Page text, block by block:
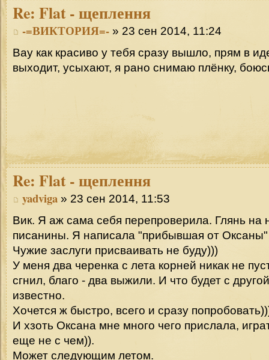
Re: Flat - щеплення
-=ВИКТОРИЯ=- » 23 сен 2014, 11:24
Вау как красиво у тебя сразу вышло, прям в
выходит, усыхают, я рано снимаю плёнку,
Re: Flat - щеплення
yadviga » 23 сен 2014, 11:53
Вик. Я аж сама себя перепроверила. Глянь на
писанины. Я написала "прибывшая от
Чужие заслуги присваивать не буду)))
У меня два черенка с лета корней никак не
сгнил, благо - два выжили. И что будет с
известно.
Хочется ж быстро, всего и сразу
И хзоть Оксана мне много чего прислала,
еще не с чем)).
Может следующим летом.